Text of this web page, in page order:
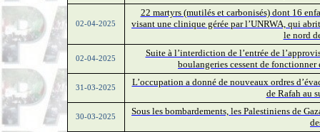
02-04-2025
22 martyrs (mutilés et carbonisés) dont 16
visant une clinique gérée par l’UNRWA, qui
le nord
02-04-2025
Suite à l’interdiction de l’entrée de
boulangeries cessent de fonctionner
31-03-2025
L’occupation a donné de nouveaux ordres
de Rafah au
30-03-2025
Sous les bombardements, les Palestiniens de